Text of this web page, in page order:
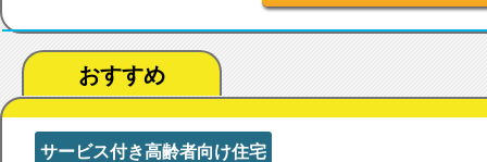
おすすめ
サービス付き高齢者向け住宅